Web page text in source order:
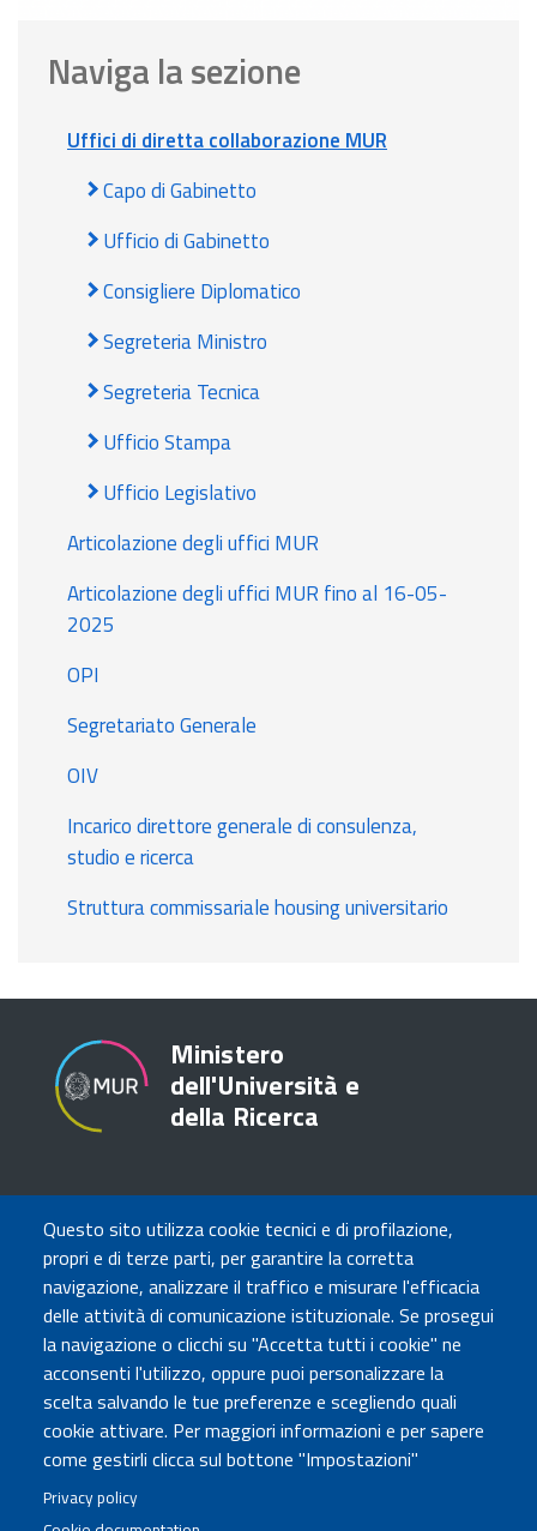
Questo sito utilizza cookie tecnici e di profilazione,
propri e di terze parti, per garantire la corretta
navigazione, analizzare il traffico e misurare l'efficacia
delle attività di comunicazione istituzionale. Se prosegui
la navigazione o clicchi su "Accetta tutti i cookie" ne
acconsenti l'utilizzo, oppure puoi personalizzare la
scelta salvando le tue preferenze e scegliendo quali
cookie attivare. Per maggiori informazioni e per sapere
come gestirli clicca sul bottone "Impostazioni"
Privacy policy
Naviga la sezione
Uffici di diretta collaborazione MUR
Capo di Gabinetto
Ufficio di Gabinetto
Consigliere Diplomatico
Segreteria Ministro
Segreteria Tecnica
Ufficio Stampa
Ufficio Legislativo
Articolazione degli uffici MUR
Articolazione degli uffici MUR fino al 16-05-
2025
OPI
Segretariato Generale
OIV
Incarico direttore generale di consulenza,
studio e ricerca
Struttura commissariale housing universitario
Ministero
dell'Università e
della Ricerca
TRASPARENZA
Amministrazione Trasparente
Atti di notifica
Albo online
Concorsi
COMUNICA CON NOI
Urp
Posta elettronica certificata
Sedi e contatti